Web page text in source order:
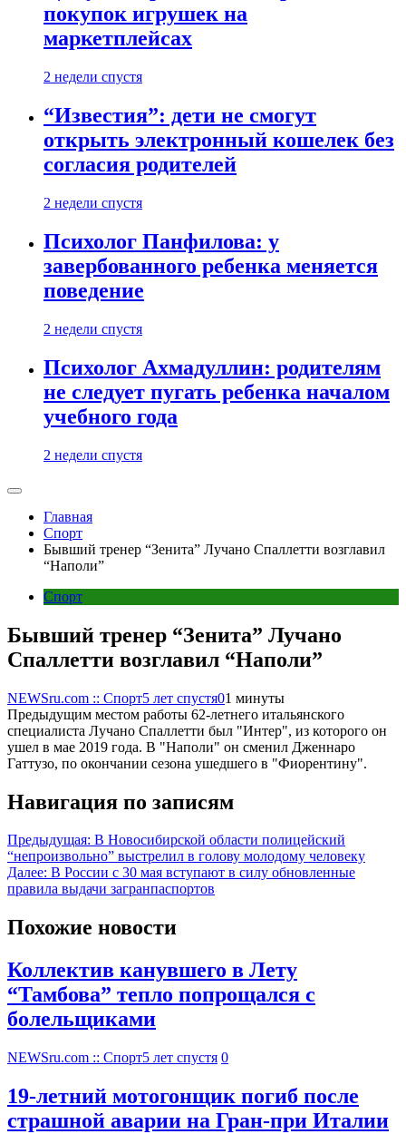
покупок игрушек на
маркетплейсах
2 недели спустя
“Известия”: дети не смогут
открыть электронный кошелек без
согласия родителей
2 недели спустя
Психолог Панфилова: у
завербованного ребенка меняется
поведение
2 недели спустя
Психолог Ахмадуллин: родителям
не следует пугать ребенка началом
учебного года
2 недели спустя
Главная
Спорт
Бывший тренер “Зенита” Лучано Спаллетти возглавил
“Наполи”
Спорт
Бывший тренер “Зенита” Лучано
Спаллетти возглавил “Наполи”
NEWSru.com :: Спорт5 лет спустя01 минуты
Предыдущим местом работы 62-летнего итальянского
специалиста Лучано Спаллетти был "Интер", из которого он
ушел в мае 2019 года. В "Наполи" он сменил Дженнаро
Гаттузо, по окончании сезона ушедшего в "Фиорентину".
Навигация по записям
Предыдущая: В Новосибирской области полицейский
“непроизвольно” выстрелил в голову молодому человеку
Далее: В России с 30 мая вступают в силу обновленные
правила выдачи загранпаспортов
Похожие новости
Коллектив канувшего в Лету
“Тамбова” тепло попрощался с
болельщиками
NEWSru.com :: Спорт5 лет спустя 0
19-летний мотогонщик погиб после
страшной аварии на Гран-при Италии